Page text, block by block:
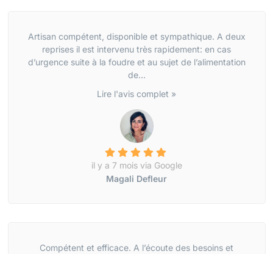
Artisan compétent, disponible et sympathique. A deux
reprises il est intervenu très rapidement: en cas
d’urgence suite à la foudre et au sujet de l’alimentation
de...
Lire l'avis complet »
il y a 7 mois via Google
Magali Defleur
Compétent et efficace. A l’écoute des besoins et